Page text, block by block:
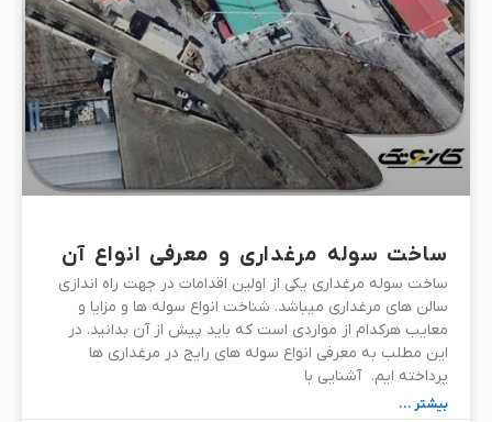
ساخت سوله مرغداری و معرفی انواع آن
ساخت سوله مرغداری یکی از اولین اقدامات در جهت راه اندازی
سالن های مرغداری میباشد. شناخت انواع سوله ها و مزایا و
معایب هرکدام از مواردی است که باید پیش از آن بدانید. در
این مطلب به معرفی انواع سوله های رایج در مرغداری ها
پرداخته ایم. آشنایی با
بیشتر ...